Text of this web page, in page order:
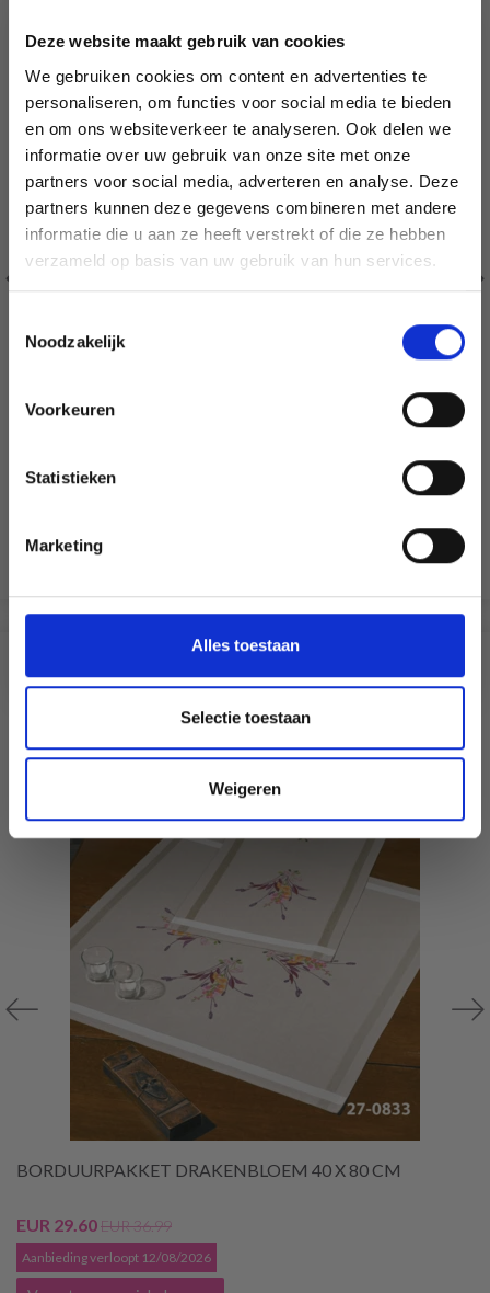
Deze website maakt gebruik van cookies
We gebruiken cookies om content en advertenties te
personaliseren, om functies voor social media te bieden
en om ons websiteverkeer te analyseren. Ook delen we
informatie over uw gebruik van onze site met onze
partners voor social media, adverteren en analyse. Deze
partners kunnen deze gegevens combineren met andere
informatie die u aan ze heeft verstrekt of die ze hebben
verzameld op basis van uw gebruik van hun services.
Noodzakelijk
Voorkeuren
Statistieken
Marketing
Alles toestaan
Selectie toestaan
Weigeren
BORDUURPAKKET DRAKENBLOEM 40 X 80 CM
EUR 29.60EUR 36.99
Aanbieding verloopt 12/08/2026
Économisez jusqu'à 50 %
Soyez le premier à connaître nos soldes et
Wil je liever nieuws ontvangen over onze
Nederlands?